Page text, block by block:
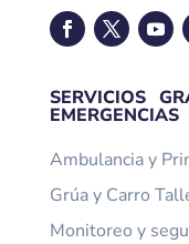
SERVICIOS
EMERGENCIAS
Ambulancia y
Grúa y Carro
Monitoreo y